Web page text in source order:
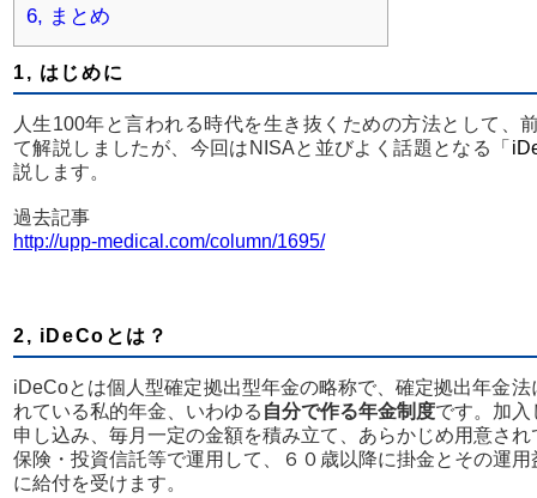
6, まとめ
1, はじめに
人生100年と言われる時代を生き抜くための方法として、
て解説しましたが、今回はNISAと並びよく話題となる
「
説します。
過去記事
http://upp-medical.com/column/1695/
2, iDeCoとは？
iDeCoとは個人型確定拠出型年金の略称で、確定拠出年金
れている私的年金、いわゆる 自分で作る年金制度です。加
申し込み、毎月一定の金額を積み立て、あらかじめ用意さ
保険・投資信託等で運用して、６０歳以降に掛金とその運
に給付を受けます。